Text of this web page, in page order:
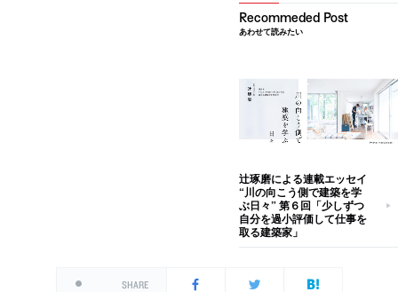
あわせて読みたい
辻琢磨による連載エッセイ
“川の向こう側で建築を学
ぶ日々” 第６回「少しずつ
自分を過小評価して仕事を
取る建築家」
SHARE